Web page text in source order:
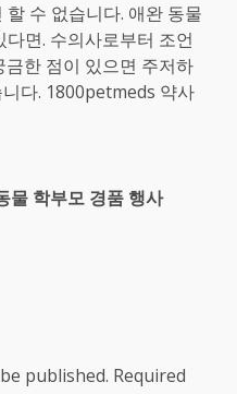
수 없습니다. 애완 동물
면. 수의사로부터 조언
한 점이 있으면 주저하
다. 1800petmeds 약사
학부모 경품 행사
published. Required